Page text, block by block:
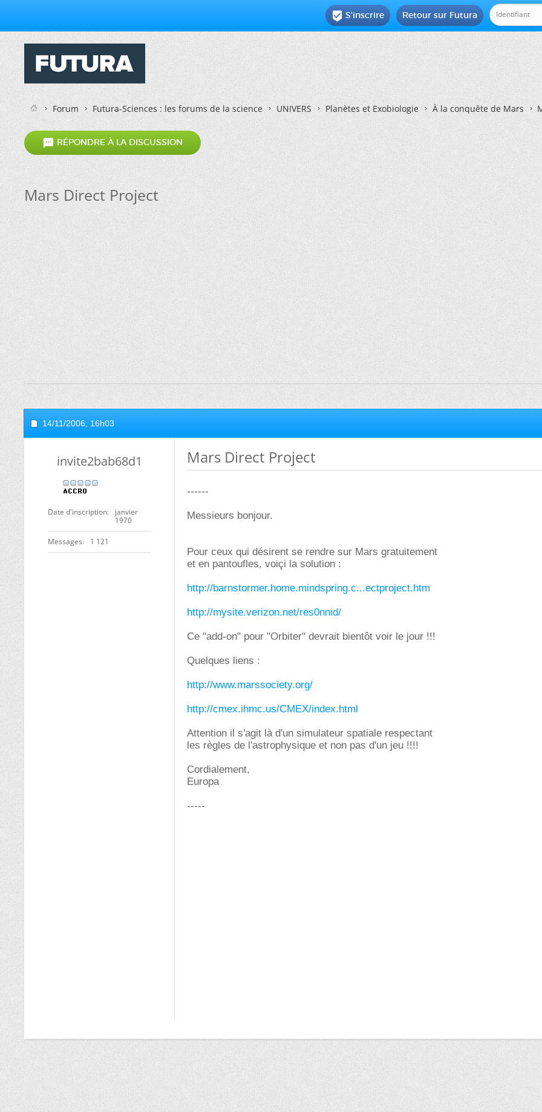
Retour sur Futura
 S'inscrire
Forum Futura-Sciences : les forums de la science UNIVERS Planètes et Exobiologie À la conquête de Mars
 RÉPONDRE À LA DISCUSSION
Mars Direct Project
14/11/2006, 16h03
invite2bab68d1
Date d'inscription
janvier
1970
Messages 1 121
Mars Direct Project
------
Messieurs bonjour.
Pour ceux qui désirent se rendre sur Mars gratuitement
et en pantoufles, voiçi la solution :
http://barnstormer.home.mindspring.c...ectproject.htm
http://mysite.verizon.net/res0nnid/
Ce "add-on" pour "Orbiter" devrait bientôt voir le jour !!!
Quelques liens :
http://www.marssociety.org/
http://cmex.ihmc.us/CMEX/index.html
Attention il s'agit là d'un simulateur spatiale respectant
les règles de l'astrophysique et non pas d'un jeu !!!!
Cordialement,
Europa
-----